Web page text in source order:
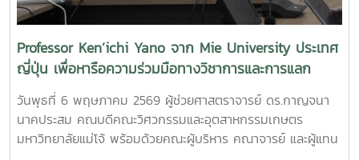
Professor Ken’ichi Yano จาก Mie University ประเทศ
ญี่ปุ่น เพื่อหารือความร่วมมือทางวิชาการและการแลก
เปลี่ยนนักศึกษา
วันพุธที่ 6 พฤษภาคม 2569 ผู้ช่วยศาสตราจารย์ ดร.กาญจนา
นาคประสม คณบดีคณะวิศวกรรมและอุตสาหกรรมเกษตร
มหาวิทยาลัยแม่โจ้ พร้อมด้วยคณะผู้บริหาร คณาจารย์ และผู้แทน